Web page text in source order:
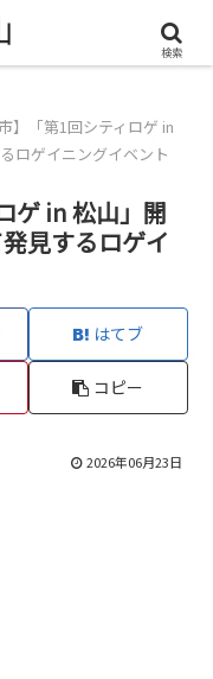
情報メディア ／
市】「第1回シティロゲ in
ロゲイニングイベント
ゲ in 松山」開
見するロゲイ
はてブ
コピー
2026年06月23日
検索